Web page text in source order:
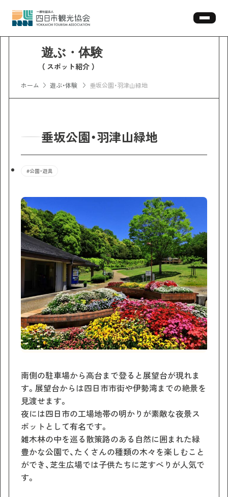
スポット紹介
ホーム 遊ぶ・体験 垂坂公園・羽津山緑地
垂坂公園・羽津山緑地
#公園・遊具
南側の駐車場から高台まで登ると展望台が現れま
す。展望台からは四日市市街や伊勢湾までの絶景を
見渡せます。
夜には四日市の工場地帯の明かりが素敵な夜景ス
ポットとして有名です。
雑木林の中を巡る散策路のある自然に囲まれた緑
豊かな公園で、たくさんの種類の木々を楽しむこと
ができ、芝生広場では子供たちに芝すべりが人気で
す。